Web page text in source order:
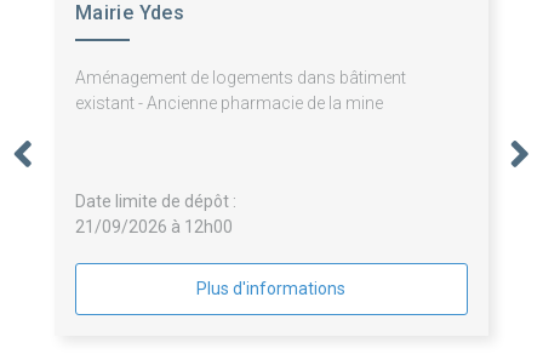
Mairie Ydes
Aménagement de logements dans bâtiment
existant - Ancienne pharmacie de la mine
Date limite de dépôt :
21/09/2026 à 12h00
Plus d'informations